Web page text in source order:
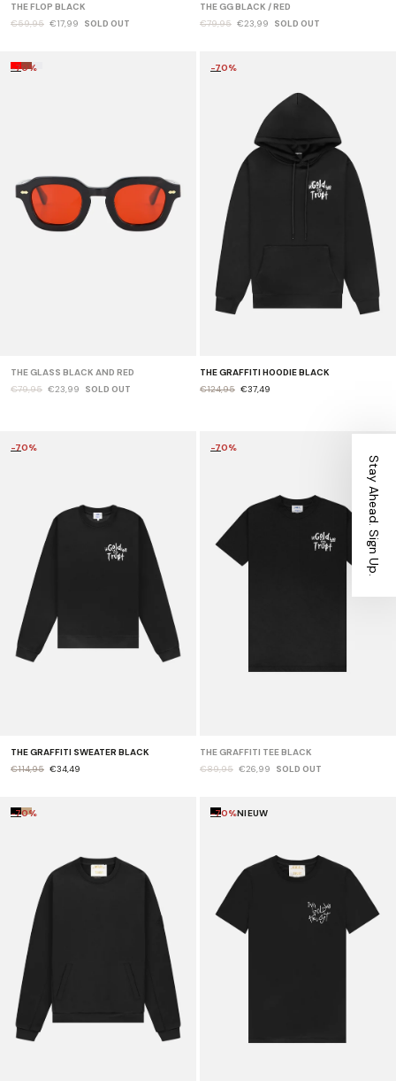
THE FLOP BLACK
€59,95 €17,99 SOLD OUT
THE GG BLACK / RED
€79,95 €23,99 SOLD OUT
-70%
THE GLASS BLACK AND RED
€79,95 €23,99 SOLD OUT
-70%
THE GRAFFITI HOODIE BLACK
€124,95 €37,49
-70%
THE GRAFFITI SWEATER BLACK
€114,95 €34,49
-70%
THE GRAFFITI TEE BLACK
€89,95 €26,99 SOLD OUT
-70% -70%NIEUW
Stay Ahead. Sign Up.